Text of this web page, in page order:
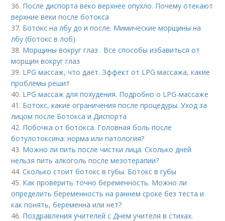
36. После диспорта веко верхнее опухло. Почему отекают
верхние веки после ботокса
37. Ботокс на лбу до и после. Мимические морщины на
лбу (ботокс в лоб)
38. Морщины вокруг глаз . Все способы избавиться от
морщин вокруг глаз
39. LPG массаж, что дает. Эффект от LPG массажа, какие
проблемы решит
40. LPG массаж для похудения. Подробно о LPG-массаже
41. Ботокс, какие ограничения после процедуры. Уход за
лицом после Ботокса и Диспорта
42. Побочка от ботокса. Головная боль после
ботулотоксина: норма или патология?
43. Можно ли пить после чистки лица. Сколько дней
нельзя пить алкоголь после мезотерапии?
44.Сколько стоит ботокс в губы. Ботокс в губы
45. Как проверить точно беременность. Можно ли
определить беременность на раннем сроке без теста и
как понять, беременна или нет?
46. Поздравления учителей с Днем учителя в стихах.